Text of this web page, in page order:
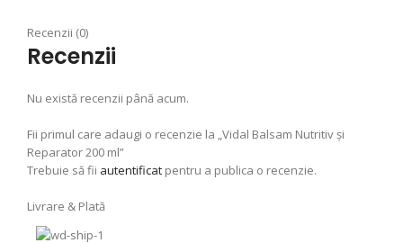
Recenzii (0)
Recenzii
Nu există recenzii până acum.
Fii primul care adaugi o recenzie la „Vidal Balsam Nutritiv și
Reparator 200 ml”
Trebuie să fii autentificat pentru a publica o recenzie.
Livrare & Plată